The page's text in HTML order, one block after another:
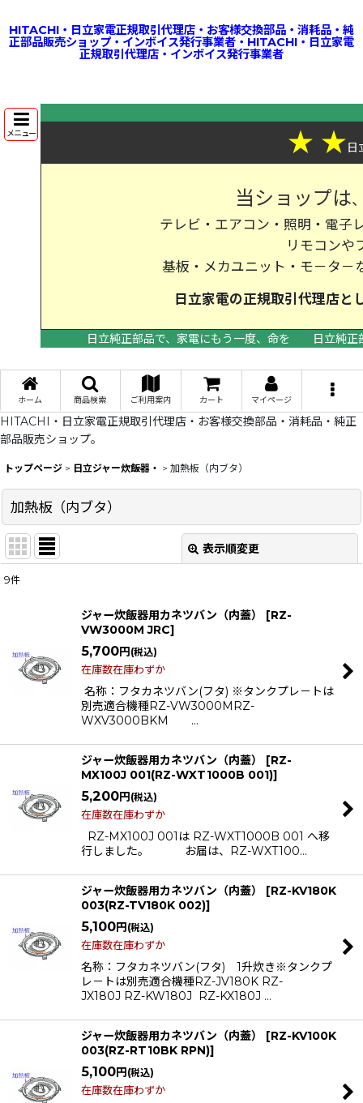
HITACHI・日立家電正規取引代理店・お客様交換部品・消耗品・純
正部品販売ショップ・インボイス発行事業者・HITACHI・日立家電
正規取引代理店・インボイス発行事業者
メニュー ★ ★日
当ショップは
テレビ・エアコン・照明・電子
リモコンや
基板・メカユニット・モ－タ－
日立家電の正規取引代理店
日立純正部品で、家電にもう一度、命を
日立純
ホーム 商品検索 ご利用案内 カート マイページ
HITACHI・日立家電正規取引代理店・お客様交換部品・消耗品・純正
部品販売ショップ。
トップページ > 日立ジャー炊飯器・ > 加熱板（内ブタ）
加熱板（内ブタ）
表示順変更
並び順:
絞り込む
9件
ジャー炊飯器用カネツバン（内蓋） [RZ-
VW3000M JRC]
5,700円 (税込)
在庫数在庫わずか
名称：フタカネツバン(フタ) ※タンクプレ－トは
別売適合機種RZ-VW3000MRZ-
WXV3000BKM …
ジャー炊飯器用カネツバン（内蓋） [RZ-
MX100J 001(RZ-WXT1000B 001)]
5,200円 (税込)
在庫数在庫わずか
RZ-MX100J 001は RZ-WXT1000B 001 へ移
行しました。 お届は、RZ-WXT100…
ジャー炊飯器用カネツバン（内蓋） [RZ-KV180K
003(RZ-TV180K 002)]
5,100円 (税込)
在庫数在庫わずか
名称：フタカネツバン(フタ) 1升炊き※タンクプ
レ－トは別売適合機種RZ-JV180K RZ-
JX180J RZ-KW180J RZ-KX180J …
ジャー炊飯器用カネツバン（内蓋） [RZ-KV100K
003(RZ-RT10BK RPN)]
5,100円 (税込)
在庫数在庫わずか